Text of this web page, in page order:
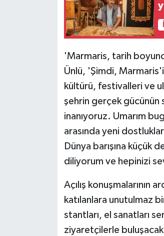
'Marmaris, tarih
Ünlü, 'Şimdi,
kültürü, festivalleri ve
şehrin gerçek gücünün
inanıyoruz. Umarım
arasında yeni
Dünya barışına küçük
diliyorum ve hepinizi
Açılış
katılanlara unutulmaz
stantları, el sanatları
ziyaretçilerle